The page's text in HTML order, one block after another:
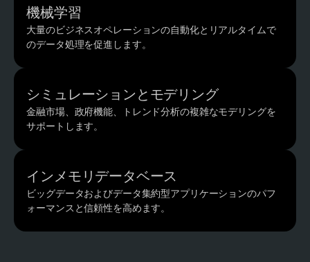
機械学習
大量のビジネスオペレーションの自動化とリアルタイムで
のデータ処理を促進します。
シミュレーションとモデリング
金融市場、政府機能、トレンド分析の複雑なモデリングを
サポートします。
もっと読む
インメモリデータベース
ビッグデータおよびデータ集約型アプリケーションのパフ
ォーマンスと信頼性を高めます。
もっと読む